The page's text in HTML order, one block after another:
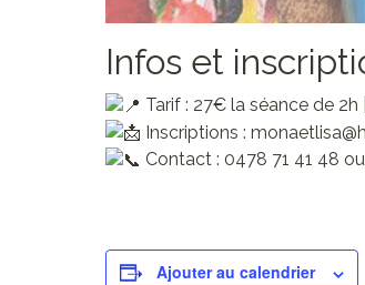
Infos et
Tarif : 27€ la séance de
Inscriptions :
Contact : 0478 71 41 48
Ajouter au calendrier